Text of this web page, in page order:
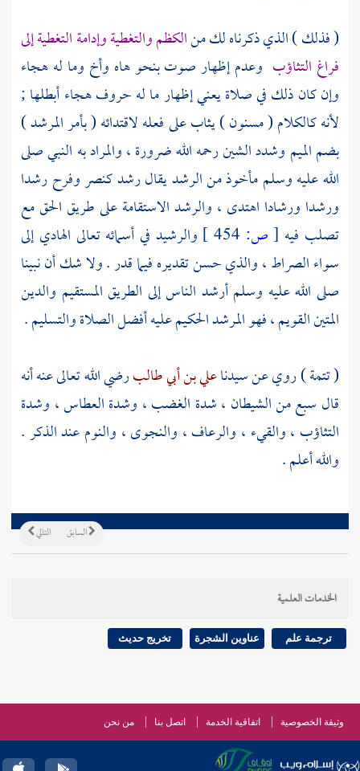
( فذلك ) الذي ذكرناه لك منالكظم والتغطية وإدامة التغطية إلى
فراغ التثاؤب وعدم إظهار صوت بنحو هاه وأخ وما له هجاء
وإن كان ذلك في صلاة يعني إظهار ما له حروف هجاء أبطلها ;
لأنه كالكلام ( مسنون ) يثاب على فعله لاقتدائه ( بأمر المرشد )
بضم الميم وشدد الشين رحمه الله ضرورة ، والمراد به النبي صلى
الله عليه وسلم مأخوذ من الرشد يقال رشد كنصر وفرح رشدا
ورشدا ورشادا اهتدى ، والرشد الاستقامة على طريق الحق مع
تصلب فيه [ص:
والرشيد في أسمائه تعالى الهادي إلى
سواء الصراط ، والذي حسن تقديره فيما قدر . ولا شك أن نبينا
صلى الله عليه وسلم أرشد الناس إلى الطريق المستقيم والدين
المتين القويم ، فهو المرشد الحكيم عليه أفضل الصلاة والتسليم .
( تتمة ) روي عن سيدناعلي بن أبي طالبرضي الله تعالى عنه أنه
قال سبع من الشيطان ، شدة الغضب ، وشدة العطاس ، وشدة
التثاؤب ، والقيء ، والرعاف ، والنجوى ، والنوم عند الذكر .
والله أعلم .
التالي السابق
الخدمات العلمية
ترجمة علم عناوين الشجرة تخريج حديث
وثيقة الخصوصية اتفاقية الخدمة اتصل بنا من نحن